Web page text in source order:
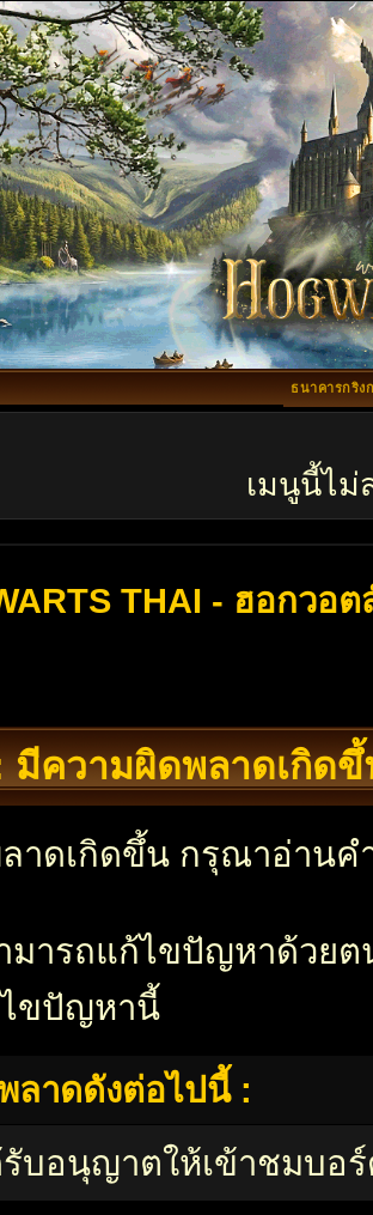
ธนาคารกริง
เมนูนี้ไม่
THAI - ฮอกวอต
ความผิดพลาดเกิดขึ้
าดเกิดขึ้น กรุณาอ่านค
มารถแก้ไขปัญหาด้วย
ไขปัญหานี้
ลาดดังต่อไปนี้ :
บอนุญาตให้เข้าชมบอ